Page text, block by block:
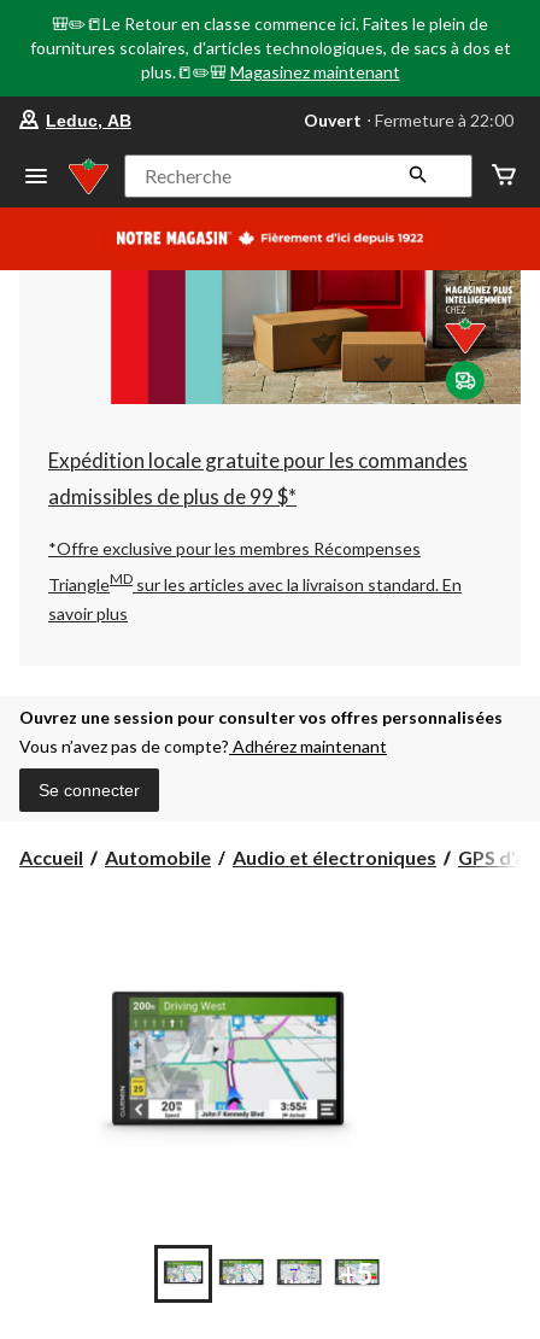
🎒✏️📒Le Retour en classe commence ici. Faites le plein de
fournitures scolaires, d'articles technologiques, de sacs à dos et
plus.📒✏️🎒 Magasinez maintenant
votre
préféré
Leduc,
AB,
courament
Fermeture
à
22:00
cliquer
pour
changer
Leduc, AB Ouvert ⋅ Fermeture à 22:00
Recherche
Expédition locale gratuite pour les commandes
admissibles de plus de 99 $*
*Offre exclusive pour les membres Récompenses
TriangleMD sur les articles avec la livraison standard.En
savoir plus
Ouvrez une session pour consulter vos offres personnalisées
Vous n’avez pas de compte? Adhérez maintenant
Se connecter
Accueil Automobile Audio et électroniques GPS
+5